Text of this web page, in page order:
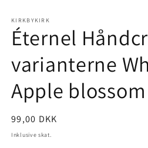
KIRKBYKIRK
Éternel
varianterne
Apple blossom
Normalpris
99,00 DKK
Inklusive skat.